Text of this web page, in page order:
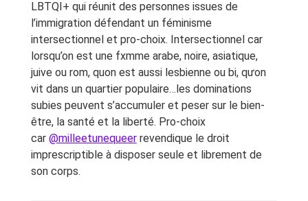
LBTQI+ qui réunit des personnes issues de
l’immigration défendant un féminisme
intersectionnel et pro-choix. Intersectionnel car
lorsqu’on est une fxmme arabe, noire, asiatique,
juive ou rom, quon est aussi lesbienne ou bi, qưon
vit dans un quartier populaire…les dominations
subies peuvent s’accumuler et peser sur le bien-
être, la santé et la liberté. Pro-choix
car @milleetunequeerrevendique le droit
imprescriptible à disposer seule et librement de
son corps.